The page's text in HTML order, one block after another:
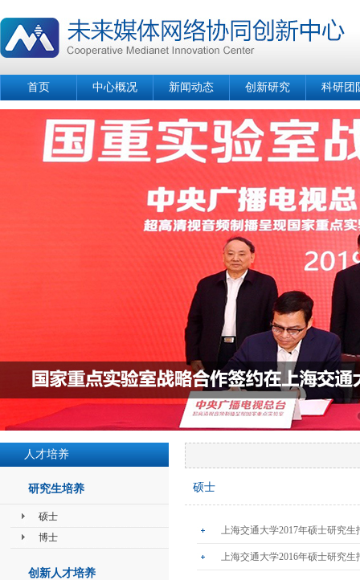
首页 中心概况 新闻动态 创新研究 科研团
人才培养
研究生培养
硕士
博士
创新人才培养
硕士
上海交通大学2017年硕士研究生
上海交通大学2016年硕士研究生